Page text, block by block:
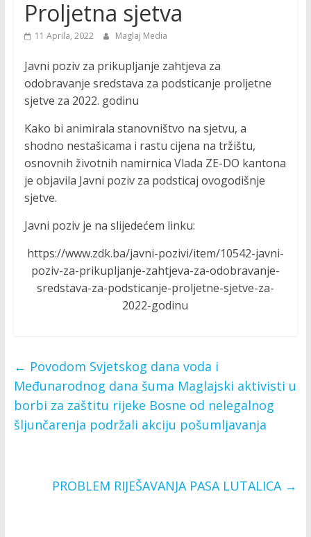
Proljetna sjetva
11 Aprila, 2022 Maglaj Media
Javni poziv za prikupljanje zahtjeva za
odobravanje sredstava za podsticanje proljetne
sjetve za 2022. godinu
Kako bi animirala stanovništvo na sjetvu, a
shodno nestašicama i rastu cijena na tržištu,
osnovnih životnih namirnica Vlada ZE-DO kantona
je objavila Javni poziv za podsticaj ovogodišnje
sjetve.
Javni poziv je na slijedećem linku:
https://www.zdk.ba/javni-pozivi/item/10542-javni-
poziv-za-prikupljanje-zahtjeva-za-odobravanje-
sredstava-za-podsticanje-proljetne-sjetve-za-
2022-godinu
← Povodom Svjetskog dana voda i
Međunarodnog dana šuma Maglajski aktivisti u
borbi za zaštitu rijeke Bosne od nelegalnog
šljunčarenja podržali akciju pošumljavanja
PROBLEM RIJEŠAVANJA PASA LUTALICA →